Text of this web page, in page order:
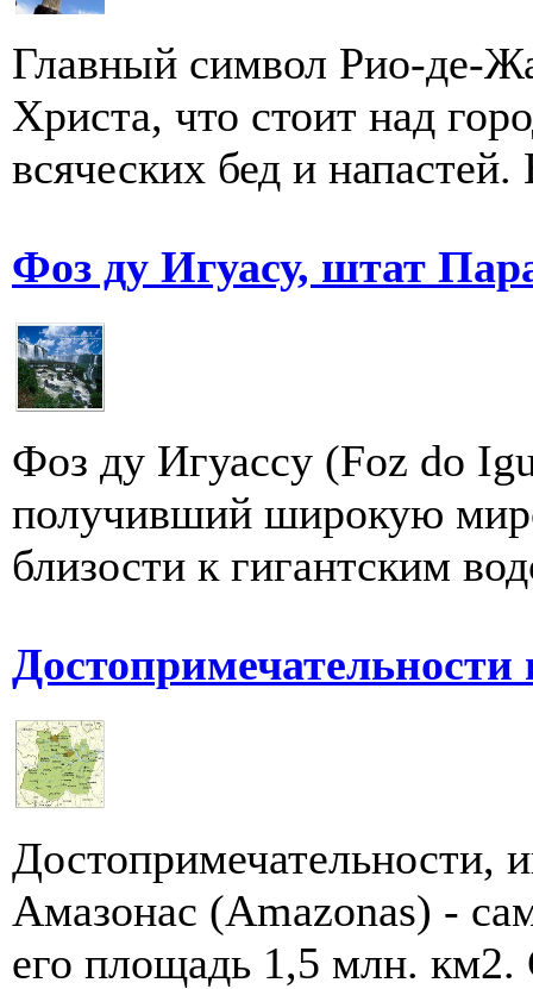
Главный символ Рио-де-
Христа, что стоит над
всяческих бед и
Фоз ду Игуасу, штат
Фоз ду Игуасcу (Foz dо
получивший широкую
близости к гигантским
Достопримечательности,
Амазонас (Amazonas) -
его площадь 1,5 млн.